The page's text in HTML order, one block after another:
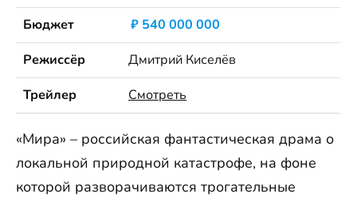
Бюджет
₽ 540 000 000
Режиссёр
Дмитрий Киселёв
Трейлер
Смотреть
«Мира» – российская фантастическая драма о
локальной природной катастрофе, на фоне
которой разворачиваются трогательные